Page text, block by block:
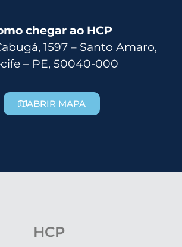
chegar ao HCP
1597 – Santo Amaro,
– PE, 50040-000
ABRIR MAPA
HCP